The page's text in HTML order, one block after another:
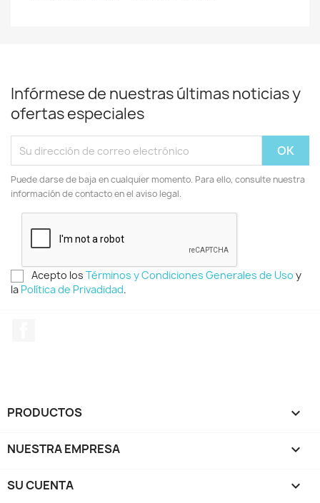
Infórmese de nuestras últimas noticias y
ofertas especiales
Puede darse de baja en cualquier momento. Para ello, consulte nuestra
información de contacto en el aviso legal.
Acepto los Términos y Condiciones Generales de Uso y
la Política de Privadidad.
PRODUCTOS 
NUESTRA EMPRESA 
SU CUENTA 